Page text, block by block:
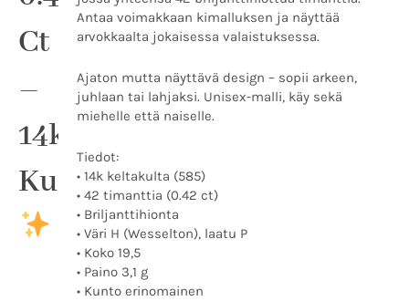
Ct
–
14k
Kultaa
Antaa voimakkaan kimalluksen ja näyttää
arvokkaalta jokaisessa valaistuksessa.
Ajaton mutta näyttävä design – sopii arkeen,
juhlaan tai lahjaksi. Unisex-malli, käy sekä
miehelle että naiselle.
Tiedot:
• 14k keltakulta (585)
• 42 timanttia (0.42 ct)
• Briljanttihionta
• Väri H (Wesselton), laatu P
• Koko 19,5
• Paino 3,1 g
• Kunto erinomainen